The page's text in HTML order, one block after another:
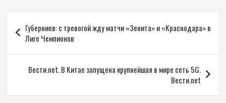
Навигация
по
записям
Губерниев: с тревогой жду матчи «Зенита» и «Краснодара» в
Лиге Чемпионов
Вести.net. В Китае запущена крупнейшая в мире сеть 5G.
Вести.net